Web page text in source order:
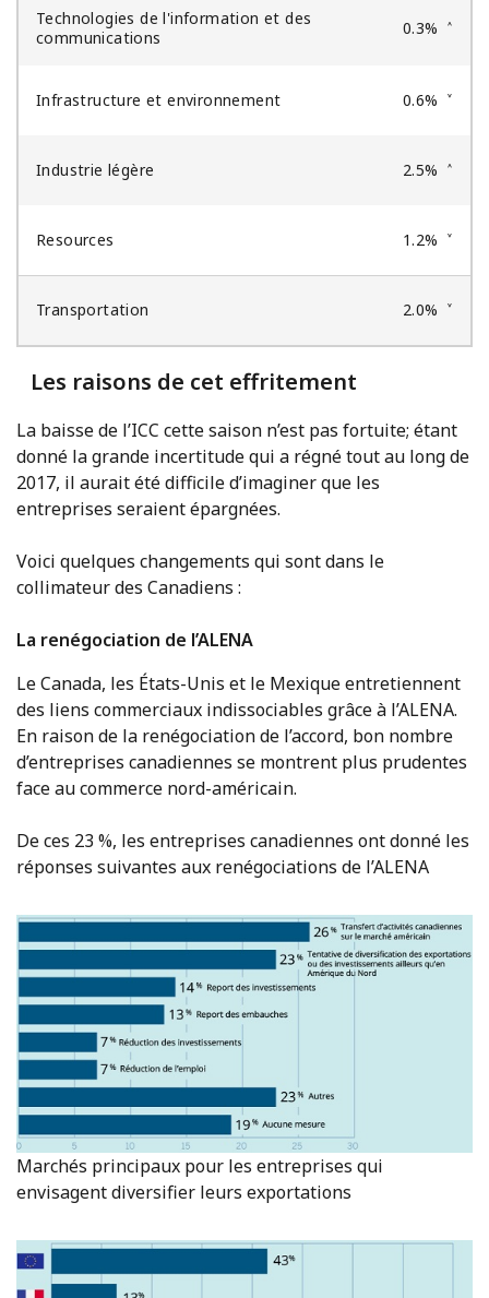
Technologies de l'information et des
communications
0.3%˄
Infrastructure et environnement 0.6%˅
Industrie légère 2.5%˄
Resources 1.2%˅
Transportation 2.0%˅
Les raisons de cet effritement
La baisse de l’ICC cette saison n’est pas fortuite; étant
donné la grande incertitude qui a régné tout au long de
2017, il aurait été difficile d’imaginer que les
entreprises seraient épargnées.
Voici quelques changements qui sont dans le
collimateur des Canadiens :
La renégociation de l’ALENA
Le Canada, les États-Unis et le Mexique entretiennent
des liens commerciaux indissociables grâce à l’ALENA.
En raison de la renégociation de l’accord, bon nombre
d’entreprises canadiennes se montrent plus prudentes
face au commerce nord-américain.
De ces 23 %, les entreprises canadiennes ont donné les
réponses suivantes aux renégociations de l’ALENA
Marchés principaux pour les entreprises qui
envisagent diversifier leurs exportations